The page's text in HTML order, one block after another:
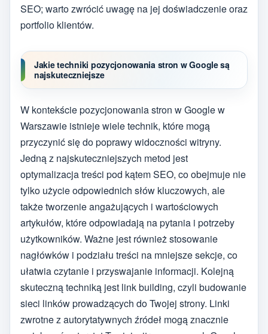
SEO; warto zwrócić uwagę na jej doświadczenie oraz
portfolio klientów.
Jakie techniki pozycjonowania stron w Google są
najskuteczniejsze
W kontekście pozycjonowania stron w Google w
Warszawie istnieje wiele technik, które mogą
przyczynić się do poprawy widoczności witryny.
Jedną z najskuteczniejszych metod jest
optymalizacja treści pod kątem SEO, co obejmuje nie
tylko użycie odpowiednich słów kluczowych, ale
także tworzenie angażujących i wartościowych
artykułów, które odpowiadają na pytania i potrzeby
użytkowników. Ważne jest również stosowanie
nagłówków i podziału treści na mniejsze sekcje, co
ułatwia czytanie i przyswajanie informacji. Kolejną
skuteczną techniką jest link building, czyli budowanie
sieci linków prowadzących do Twojej strony. Linki
zwrotne z autorytatywnych źródeł mogą znacznie